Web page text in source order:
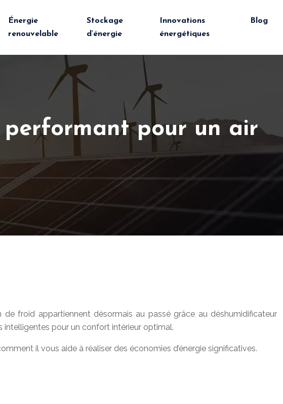
Énergie
renouvelable
Stockage
d’énergie
Innovations
énergétiques
Blog
performant pour un air
de froid appartiennent désormais au passé grâce au déshumidificateur
pour un confort intérieur optimal.
il vous aide à réaliser des économies d’énergie significatives.